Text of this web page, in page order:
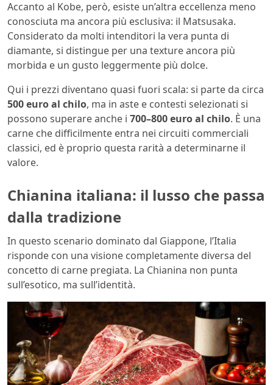
Accanto al Kobe, però, esiste un’altra eccellenza meno
conosciuta ma ancora più esclusiva: il Matsusaka.
Considerato da molti intenditori la vera punta di
diamante, si distingue per una texture ancora più
morbida e un gusto leggermente più dolce.
Qui i prezzi diventano quasi fuori scala: si parte da circa
500 euro al chilo, ma in aste e contesti selezionati si
possono superare anche i 700–800 euro al chilo. È una
carne che difficilmente entra nei circuiti commerciali
classici, ed è proprio questa rarità a determinarne il
valore.
Chianina italiana: il lusso che passa
dalla tradizione
In questo scenario dominato dal Giappone, l’Italia
risponde con una visione completamente diversa del
concetto di carne pregiata. La Chianina non punta
sull’esotico, ma sull’identità.